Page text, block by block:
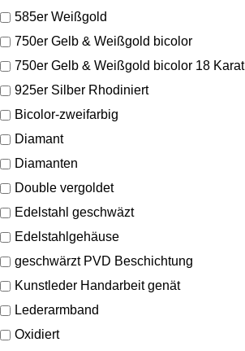
585er Weißgold
750er Gelb & Weißgold bicolor
750er Gelb & Weißgold bicolor 18 Karat
925er Silber Rhodiniert
Bicolor-zweifarbig
Diamant
Diamanten
Double vergoldet
Edelstahl geschwäzt
Edelstahlgehäuse
geschwärzt PVD Beschichtung
Kunstleder Handarbeit genät
Lederarmband
Oxidiert